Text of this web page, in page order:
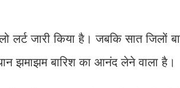
जारी किया है। जबकि सात जिलों
झमाझम बारिश का आनंद लेने वाला है।